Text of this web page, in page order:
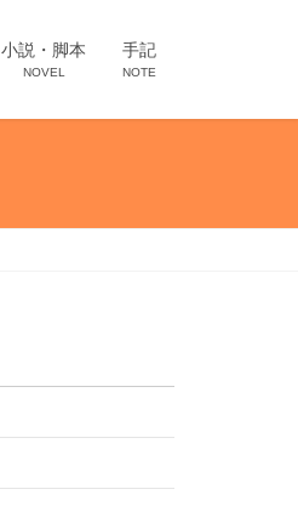
小説・脚本
NOVEL
手記
NOTE